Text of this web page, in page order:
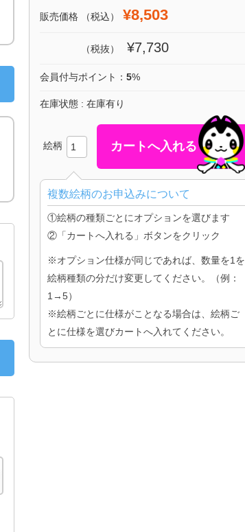
販売価格 （税込） ¥8,503
（税抜） ¥7,730
会員付与ポイント： 5%
在庫状態 : 在庫有り
絵柄
複数絵柄のお申込みについて
①絵柄の種類ごとにオプションを選びます
②「カートへ入れる」ボタンをクリック
※オプション仕様が同じであれば、数量を1を
絵柄種類の分だけ変更してください。（例：
1→5）
※絵柄ごとに仕様がことなる場合は、絵柄ご
とに仕様を選びカートへ入れてください。